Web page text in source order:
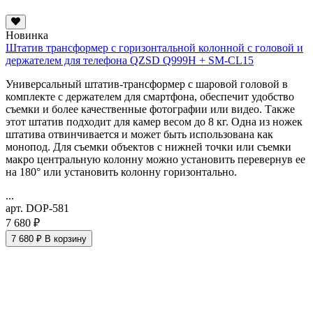
Новинка
Штатив трансформер с горизонтальной колонной с головой и
держателем для телефона QZSD Q999H + SM-CL15
Универсальный штатив-трансформер с шаровой головой в
комплекте с держателем для смартфона, обеспечит удобство
съемки и более качественные фотографии или видео. Также
этот штатив подходит для камер весом до 8 кг. Одна из ножек
штатива отвинчивается и может быть использована как
монопод. Для съемки объектов с нижней точки или съемки
макро центральную колонну можно установить перевернув ее
на 180° или установить колонну горизонтально.
...
арт. DOP-581
7 680 ₽
7 680 ₽ В корзину